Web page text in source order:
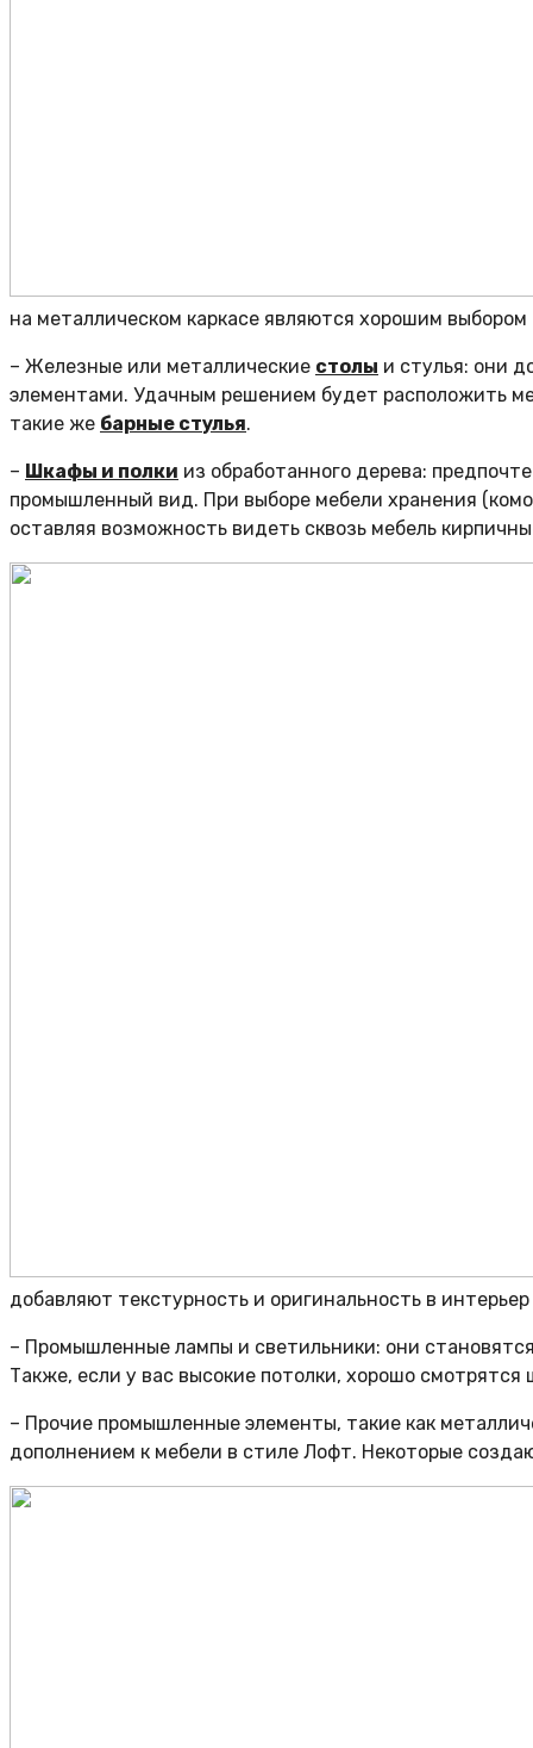
на металлическом каркасе являются хорошим
– Железные или металлические столы и стулья: они
элементами. Удачным решением будет расположить
такие же барные стулья.
– Шкафы и полки из обработанного дерева:
промышленный вид. При выборе мебели хранения
оставляя возможность видеть сквозь мебель
добавляют текстурность и оригинальность в
– Промышленные лампы и светильники: они
Также, если у вас высокие потолки, хорошо
– Прочие промышленные элементы, такие как
дополнением к мебели в стиле Лофт. Некоторые